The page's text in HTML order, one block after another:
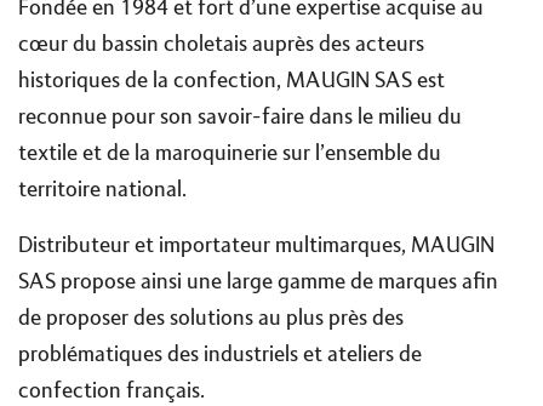
Fondée en 1984 et fort d’une expertise acquise au
cœur du bassin choletais auprès des acteurs
historiques de la confection, MAUGIN SAS est
reconnue pour son savoir-faire dans le milieu du
textile et de la maroquinerie sur l’ensemble du
territoire national.
Distributeur et importateur multimarques, MAUGIN
SAS propose ainsi une large gamme de marques afin
de proposer des solutions au plus près des
problématiques des industriels et ateliers de
confection français.